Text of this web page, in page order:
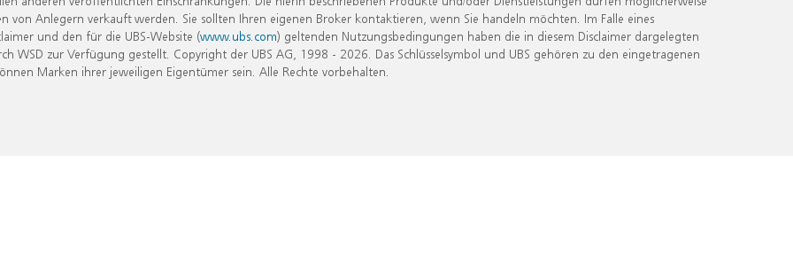
Anlegern verkauft werden. Sie sollten Ihren eigenen Broker kontaktieren, wenn Sie handeln möchten. Im Falle eines
und den für die UBS-Website (www.ubs.com) geltenden Nutzungsbedingungen haben die in diesem Disclaimer dargelegten
zur Verfügung gestellt. Copyright der UBS AG, 1998 - 2026. Das Schlüsselsymbol und UBS gehören zu den eingetragenen
Marken ihrer jeweiligen Eigentümer sein. Alle Rechte vorbehalten.